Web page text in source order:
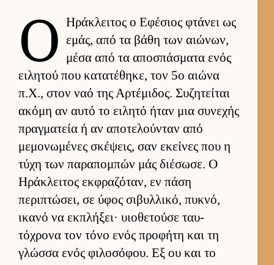
Ο Ηράκλει­τος ο Εφέσιος φτάνει ως
εμάς, από τα βάθη των αιώνων,
μέσα από τα αποσπάσματα ενός
ει­λητού που κατατέθηκε, τον 5ο αιώνα
π.Χ., στον ναό της Αρ­τέμιδος. Συζητεί­ται
ακόμη αν αυτό το ει­λητό ήταν μια συνεχής
πραγ­ματεία ή αν αποτελού­νταν από
μεμονωμένες σκέψεις, σαν εκεί­νες που η
τύχη των παραπομπών μάς διέσωσε. Ο
Ηράκλει­τος εκ­φραζόταν, εν πάση
περιπτώσει, σε ύφος σιβυλ­λικό, πυκνό,
ικανό να εκ­πλήξει· υιο­θετούσε ταυ­
τόχρονα τον τόνο ενός προφήτη και τη
γλώσσα ενός φιλοσόφου. Εξ ου και το